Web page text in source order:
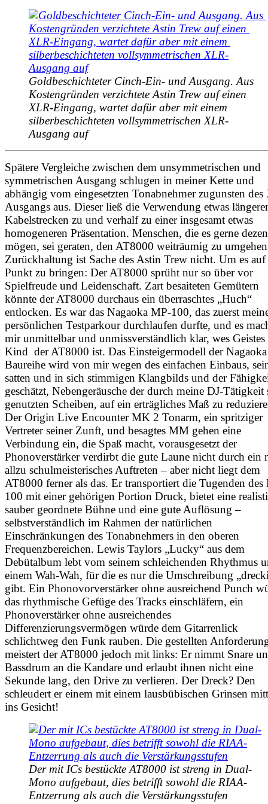
Goldbeschichteter Cinch-Ein- und Ausgang. Aus
Kostengründen verzichtete Astin Trew auf einen
XLR-Eingang, wartet dafür aber mit einem
silberbeschichteten vollsymmetrischen XLR-
Ausgang auf
Spätere Vergleiche zwischen dem unsymmetrischen und
symmetrischen Ausgang schlugen in meiner Kette und
abhängig vom eingesetzten Tonabnehmer zugunsten
Ausgangs aus. Dieser ließ die Verwendung etwas längerer
Kabelstrecken zu und verhalf zu einer insgesamt etwas
homogeneren Präsentation. Menschen, die es gerne
mögen, sei geraten, den AT8000 weiträumig zu
Zurückhaltung ist Sache des Astin Trew nicht. Um es auf
Punkt zu bringen: Der AT8000 sprüht nur so über vor
Spielfreude und Leidenschaft. Zart besaiteten Gemütern
könnte der AT8000 durchaus ein überraschtes „Huch“
entlocken. Es war das Nagaoka MP-100, das zuerst
persönlichen Testparkour durchlaufen durfte, und es
mir unmittelbar und unmissverständlich klar, wes Geistes
Kind der AT8000 ist. Das Einsteigermodell der
Baureihe wird von mir wegen des einfachen Einbaus,
satten und in sich stimmigen Klangbilds und der
geschätzt, Nebengeräusche der durch meine DJ-Tätigkeit
genutzten Scheiben, auf ein erträgliches Maß zu
Der Origin Live Encounter MK 2 Tonarm, ein spritziger
Vertreter seiner Zunft, und besagtes MM gehen eine
Verbindung ein, die Spaß macht, vorausgesetzt der
Phonoverstärker verdirbt die gute Laune nicht durch ein
allzu schulmeisterisches Auftreten – aber nicht liegt dem
AT8000 ferner als das. Er transportiert die Tugenden des
100 mit einer gehörigen Portion Druck, bietet eine
sauber geordnete Bühne und eine gute Auflösung –
selbstverständlich im Rahmen der natürlichen
Einschränkungen des Tonabnehmers in den oberen
Frequenzbereichen. Lewis Taylors „Lucky“ aus dem
Debütalbum lebt vom seinem schleichenden Rhythmus
einem Wah-Wah, für die es nur die Umschreibung
gibt. Ein Phonovorverstärker ohne ausreichend Punch
das rhythmische Gefüge des Tracks einschläfern, ein
Phonoverstärker ohne ausreichendes
Differenzierungsvermögen würde dem Gitarrenlick
schlichtweg den Funk rauben. Die gestellten
meistert der AT8000 jedoch mit links: Er nimmt Snare
Bassdrum an die Kandare und erlaubt ihnen nicht eine
Sekunde lang, den Drive zu verlieren. Der Dreck? Den
schleudert er einem mit einem lausbübischen Grinsen
ins Gesicht!
Der mit ICs bestückte AT8000 ist streng in Dual-
Mono aufgebaut, dies betrifft sowohl die RIAA-
Entzerrung als auch die Verstärkungsstufen